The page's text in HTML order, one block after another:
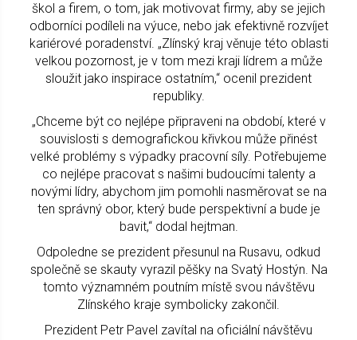
škol a firem, o tom, jak motivovat firmy, aby se jejich
odborníci podíleli na výuce, nebo jak efektivně rozvíjet
kariérové poradenství. „Zlínský kraj věnuje této oblasti
velkou pozornost, je v tom mezi kraji lídrem a může
sloužit jako inspirace ostatním,“ ocenil prezident
republiky.
„Chceme být co nejlépe připraveni na období, které v
souvislosti s demografickou křivkou může přinést
velké problémy s výpadky pracovní síly. Potřebujeme
co nejlépe pracovat s našimi budoucími talenty a
novými lídry, abychom jim pomohli nasměrovat se na
ten správný obor, který bude perspektivní a bude je
bavit,“ dodal hejtman.
Odpoledne se prezident přesunul na Rusavu, odkud
společně se skauty vyrazil pěšky na Svatý Hostýn. Na
tomto významném poutním místě svou návštěvu
Zlínského kraje symbolicky zakončil.
Prezident Petr Pavel zavítal na oficiální návštěvu